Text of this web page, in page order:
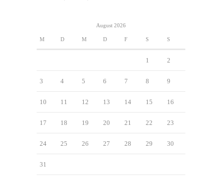
August 2026
M D M D F S S
1 2
3 4 5 6 7 8 9
10 11 12 13 14 15 16
17 18 19 20 21 22 23
24 25 26 27 28 29 30
31